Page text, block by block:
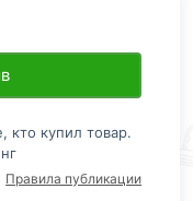
кто купил товар.
Правила публикации